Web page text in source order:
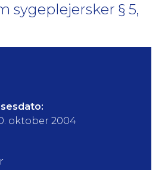
sygeplejersker § 5,
oktober 2004